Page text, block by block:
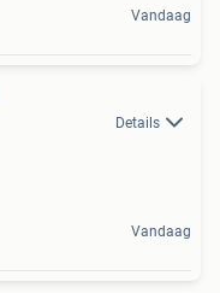
Vandaag
Details
Vandaag